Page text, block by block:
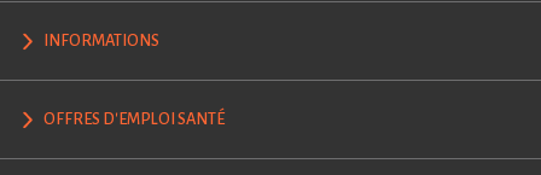
INFORMATIONS
OFFRES D'EMPLOI SANTÉ